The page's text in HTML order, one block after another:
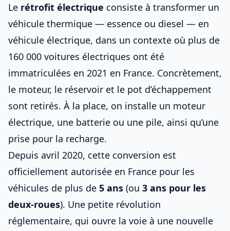
Le rétrofit électrique consiste à transformer un
véhicule thermique — essence ou diesel — en
véhicule électrique, dans un contexte où plus de
160 000 voitures électriques ont été
immatriculées en 2021 en France. Concrètement,
le moteur, le réservoir et le pot d’échappement
sont retirés. À la place, on installe un moteur
électrique, une batterie ou une pile, ainsi qu’une
prise pour la recharge.
Depuis avril 2020, cette conversion est
officiellement autorisée en France pour les
véhicules de plus de 5 ans (ou 3 ans pour les
deux-roues). Une petite révolution
réglementaire, qui ouvre la voie à une nouvelle